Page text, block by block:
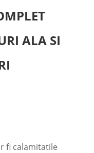
ALA SI
fi calamitatile